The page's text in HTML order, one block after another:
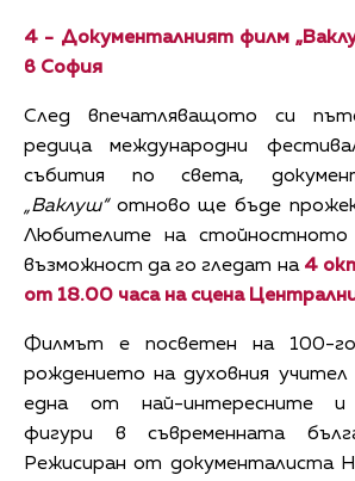
4 - Документалният филм
в София
След впечатляващото си
редица международни
събития по света,
„Ваклуш“отново ще бъде
Любителите на
възможност да го гледат на 4
от 18.00 часа на сцена
Филмът е посветен на 100-
рождението на духовния
една от най-интересните и
фигури в съвременната
Режисиран от документалиста